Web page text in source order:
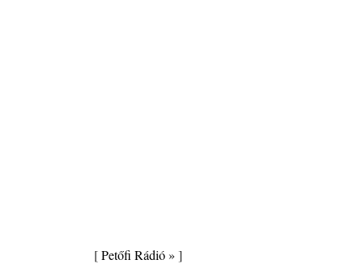
[Petőfi Rádió » ]